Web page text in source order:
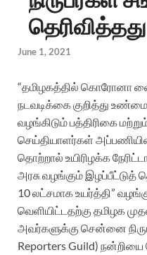
தெரிவித்தது
June 1, 2021
“தமிழகத்தில் கொரோனா
நடவடிக்கை குறித்து
வழங்கிடும் பத்திரிகை
செய்தியாளர்கள்
தொற்றால் உயிரிழக்க
அரசு வழங்கும் இழப்பீட்டுத்
10 லட்சமாக உயர்த்தி”
வெளியிட்டதற்கு தமிழக
அவர்களுக்கு சென்னை
Reporters Guild) நன்றியை